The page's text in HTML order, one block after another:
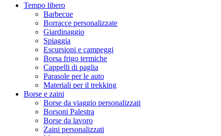
Tempo libero
Barbecue
Borracce personalizzate
Giardinaggio
Spiaggia
Escursioni e campeggi
Borsa frigo termiche
Cappelli di paglia
Parasole per le auto
Materiali per il trekking
Borse e zaini
Borse da viaggio personalizzati
Borsoni Palestra
Borse da lavoro
Zaini personalizzati